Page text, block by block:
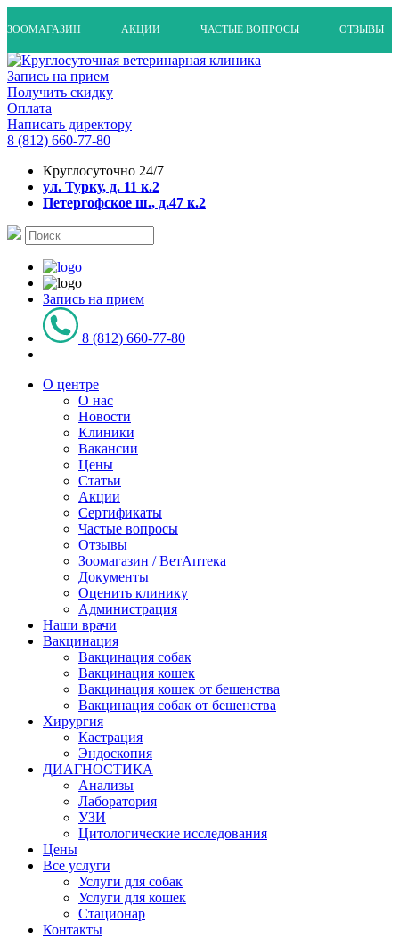
ЗООМАГАЗИН АКЦИИ ЧАСТЫЕ ВОПРОСЫ ОТЗЫВЫ
Запись на прием
Получить скидку
Оплата
Написать директору
8 (812) 660-77-80
Круглосуточно 24/7
ул. Турку, д. 11 к.2
Петергофское ш., д.47 к.2
Запись на прием
8 (812) 660-77-80
О центре
О нас
Новости
Клиники
Вакансии
Цены
Статьи
Акции
Сертификаты
Частые вопросы
Отзывы
Зоомагазин / ВетАптека
Документы
Оценить клинику
Администрация
Наши врачи
Вакцинация
Вакцинация собак
Вакцинация кошек
Вакцинация кошек от бешенства
Вакцинация собак от бешенства
Хирургия
Кастрация
Эндоскопия
ДИАГНОСТИКА
Анализы
Лаборатория
УЗИ
Цитологические исследования
Цены
Все услуги
Услуги для собак
Услуги для кошек
Стационар
Контакты